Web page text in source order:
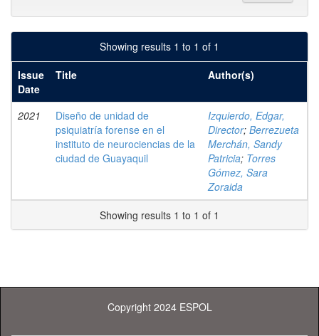
Showing results 1 to 1 of 1
Issue
Date
Title Author(s)
2021
Diseño de unidad de
psiquiatría forense en el
instituto de neurociencias de la
ciudad de Guayaquil
Izquierdo, Edgar,
Director; Berrezueta
Merchán, Sandy
Patricia; Torres
Gómez, Sara
Zoraida
Showing results 1 to 1 of 1
Copyright 2024 ESPOL